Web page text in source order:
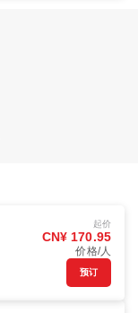
起价
CN¥ 170.95
价格/人
预订